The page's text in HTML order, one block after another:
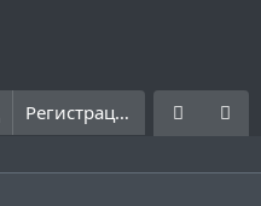
нового? Правила
Регистрация